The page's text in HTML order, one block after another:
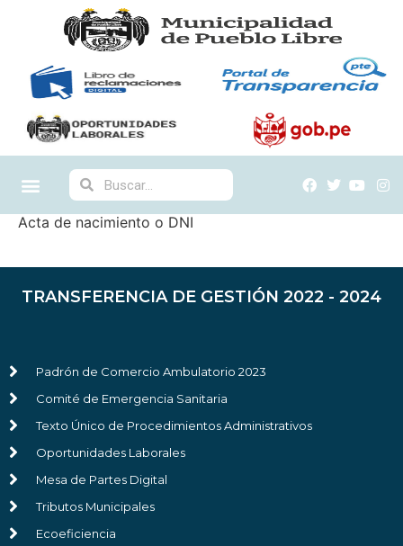
Acta de nacimiento o DNI
TRANSFERENCIA DE GESTIÓN 2022 - 2024
Padrón de Comercio Ambulatorio 2023
Comité de Emergencia Sanitaria
Texto Único de Procedimientos Administrativos
Oportunidades Laborales
Mesa de Partes Digital
Tributos Municipales
Ecoeficiencia